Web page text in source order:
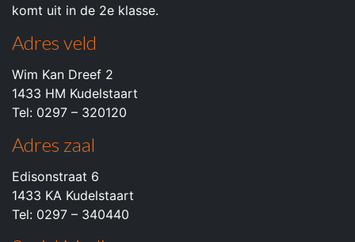
komt uit in de 2e klasse.
Adres veld
Wim Kan Dreef 2
1433 HM Kudelstaart
Tel: 0297 – 320120
Adres zaal
Edisonstraat 6
1433 KA Kudelstaart
Tel: 0297 – 340440